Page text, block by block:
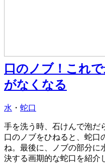
口のノブ！これ
がなくなる
水 ・ 蛇口
手を洗う時、石けんで泡だ
口のノブをひねると、蛇口
ね。最後に、ノブの部分に
決する画期的な蛇口を紹介